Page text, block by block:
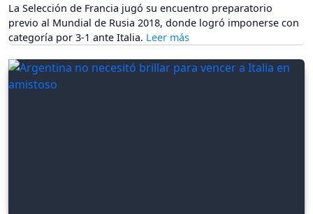
La Selección de Francia jugó su encuentro preparatorio
previo al Mundial de Rusia 2018, donde logró imponerse con
categoría por 3-1 ante Italia.